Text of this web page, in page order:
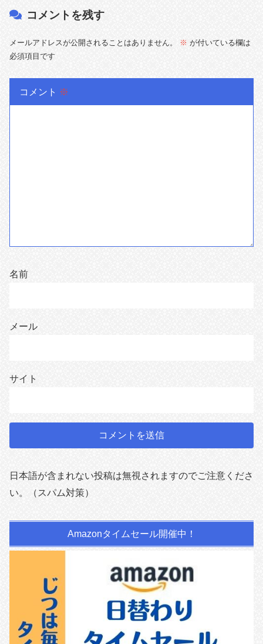
コメントを残す
メールアドレスが公開されることはありません。 ※ が付いている欄は
必須項目です
コメント ※
名前
メール
サイト
日本語が含まれない投稿は無視されますのでご注意くださ
い。（スパム対策）
Amazonタイムセール開催中！